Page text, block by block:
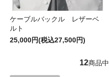
ケーブルバックル レザーベ
ルト
25,000円(税込27,500円)
12商品中